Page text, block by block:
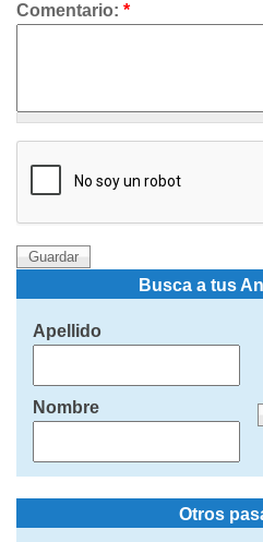
Comentario: *
Busca a tus
Apellido
Nombre
Otros